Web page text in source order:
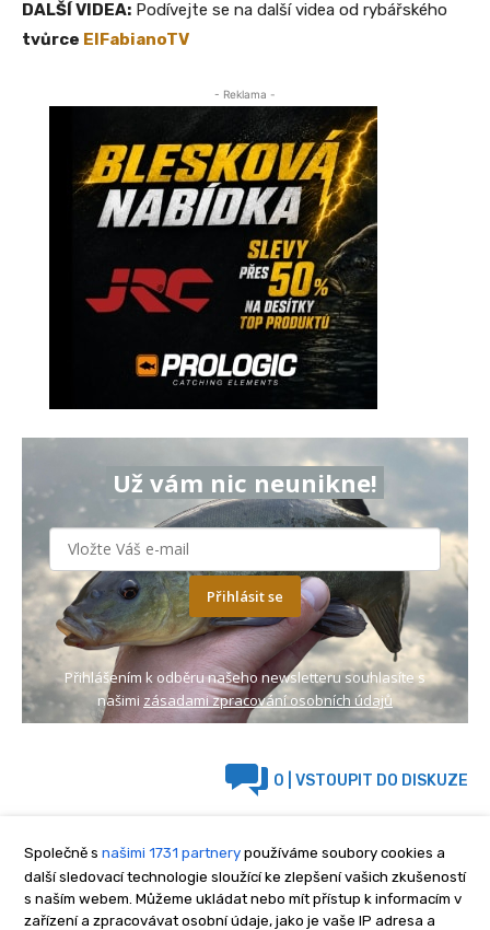
Společně s našimi 1731 partnery používáme soubory cookies a
další sledovací technologie sloužící ke zlepšení vašich zkušeností
s naším webem. Můžeme ukládat nebo mít přístup k informacím v
zařízení a zpracovávat osobní údaje, jako je vaše IP adresa a